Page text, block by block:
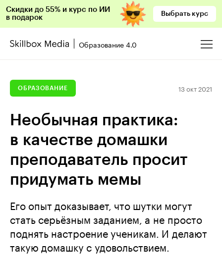
Скидки до 55% и курс по ИИ
в подарок
Выбрать курс
Образование 4.0
ОБРАЗОВАНИЕ 13 окт 2021
Необычная практика:
в качестве домашки
преподаватель просит
придумать мемы
Его опыт доказывает, что шутки могут
стать серьёзным заданием, а не просто
поднять настроение ученикам. И делают
такую домашку с удовольствием.